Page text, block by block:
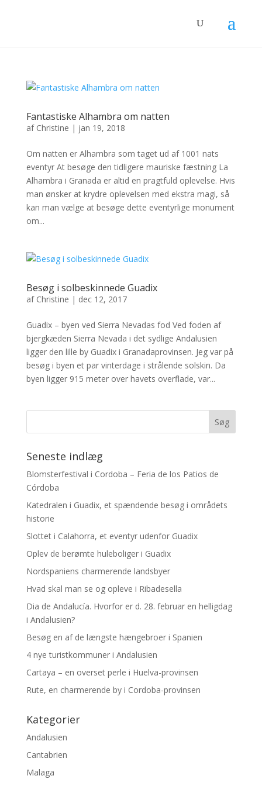
Fantastiske Alhambra om natten
af Christine | jan 19, 2018
Om natten er Alhambra som taget ud af 1001 nats
eventyr At besøge den tidligere mauriske fæstning La
Alhambra i Granada er altid en pragtfuld oplevelse. Hvis
man ønsker at krydre oplevelsen med ekstra magi, så
kan man vælge at besøge dette eventyrlige monument
om...
Besøg i solbeskinnede Guadix
af Christine | dec 12, 2017
Guadix – byen ved Sierra Nevadas fod Ved foden af
bjergkæden Sierra Nevada i det sydlige Andalusien
ligger den lille by Guadix i Granadaprovinsen. Jeg var på
besøg i byen et par vinterdage i strålende solskin. Da
byen ligger 915 meter over havets overflade, var...
Seneste indlæg
Blomsterfestival i Cordoba – Feria de los Patios de
Córdoba
Katedralen i Guadix, et spændende besøg i områdets
historie
Slottet i Calahorra, et eventyr udenfor Guadix
Oplev de berømte huleboliger i Guadix
Nordspaniens charmerende landsbyer
Hvad skal man se og opleve i Ribadesella
Dia de Andalucía. Hvorfor er d. 28. februar en helligdag
i Andalusien?
Besøg en af de længste hængebroer i Spanien
4 nye turistkommuner i Andalusien
Cartaya – en overset perle i Huelva-provinsen
Rute, en charmerende by i Cordoba-provinsen
Kategorier
Andalusien
Cantabrien
Malaga